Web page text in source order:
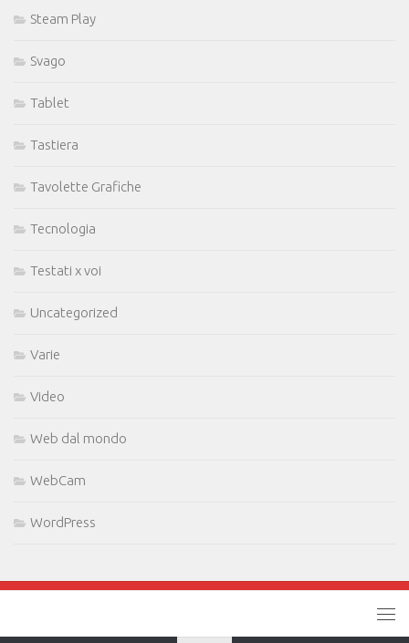
Steam Play
Svago
Tablet
Tastiera
Tavolette Grafiche
Tecnologia
Testati x voi
Uncategorized
Varie
Video
Web dal mondo
WebCam
WordPress